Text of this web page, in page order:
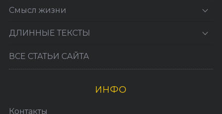
Смысл жизни
ДЛИННЫЕ ТЕКСТЫ
ВСЕ СТАТЬИ САЙТА
ИНФО
Контакты